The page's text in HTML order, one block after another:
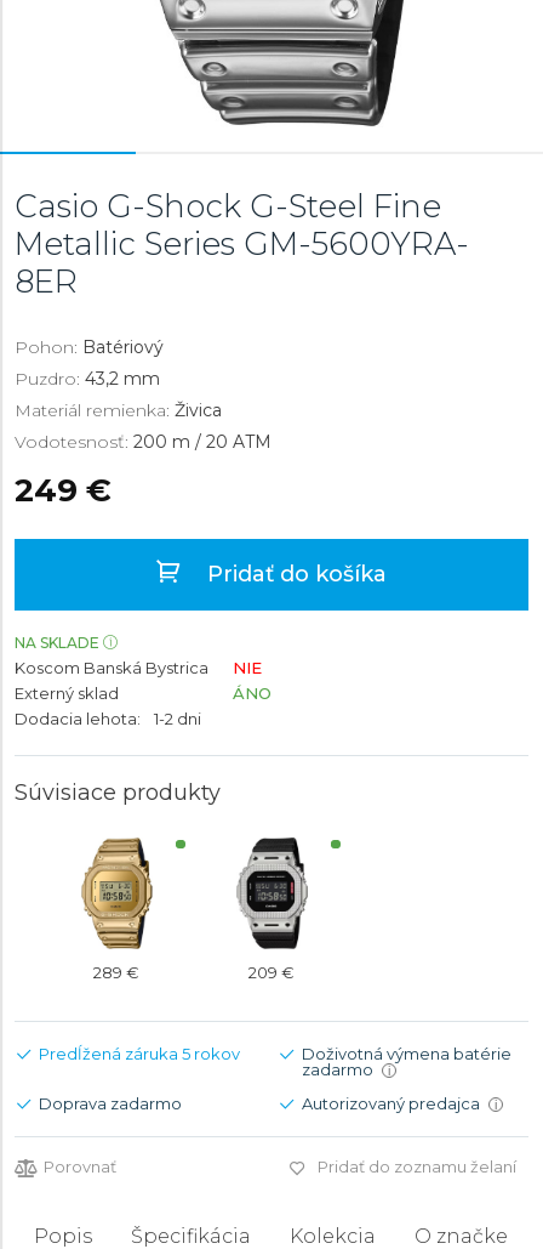
Casio G-Shock G-Steel Fine
Metallic Series GM-5600YRA-
8ER
Pohon: Batériový
Puzdro: 43,2 mm
Materiál remienka: Živica
Vodotesnosť: 200 m / 20 ATM
249 €
Pridať do košíka
NA SKLADE
Koscom Banská Bystrica
NIE
Externý sklad
ÁNO
Dodacia lehota:
1-2 dni
Súvisiace produkty
289 € 209 €
Predĺžená záruka 5 rokov
Doživotná výmena batérie
zadarmo
i
Doprava zadarmo Autorizovaný predajca i
Porovnať Pridať do zoznamu želaní
Popis Špecifikácia Kolekcia O značke